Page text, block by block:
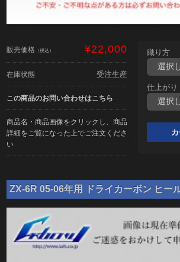
販売価格 （税込） ¥22,000
在庫状態 受注生産
この商品のお問い合わせはこちら
商品名・商品画像をクリックし、商品
詳細をご覧になった上でご注文くださ
い
織り方
仕上がり
ZX-6R 05-06年用 ドライカーボン ヒー